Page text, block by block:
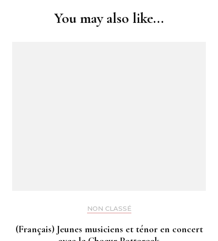
You may also like...
NON CLASSÉ
(Français) Jeunes musiciens et ténor en concert